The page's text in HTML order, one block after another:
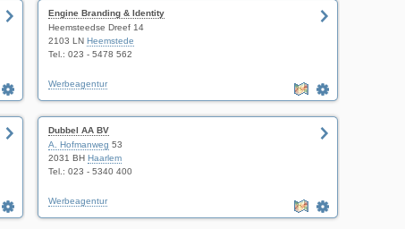
Engine Branding & Identity
Heemsteedse Dreef 14
2103 LN Heemstede
Tel.: 023 - 5478 562
Werbeagentur
Dubbel AA BV
A. Hofmanweg 53
2031 BH Haarlem
Tel.: 023 - 5340 400
Werbeagentur